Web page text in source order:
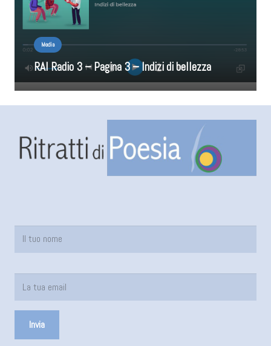
Media
RAI Radio 3 – Pagina 3 – Indizi di bellezza